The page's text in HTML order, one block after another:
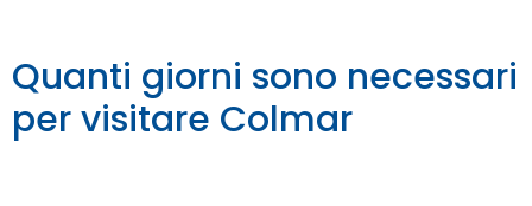
Quanti giorni sono necessari
per visitare Colmar